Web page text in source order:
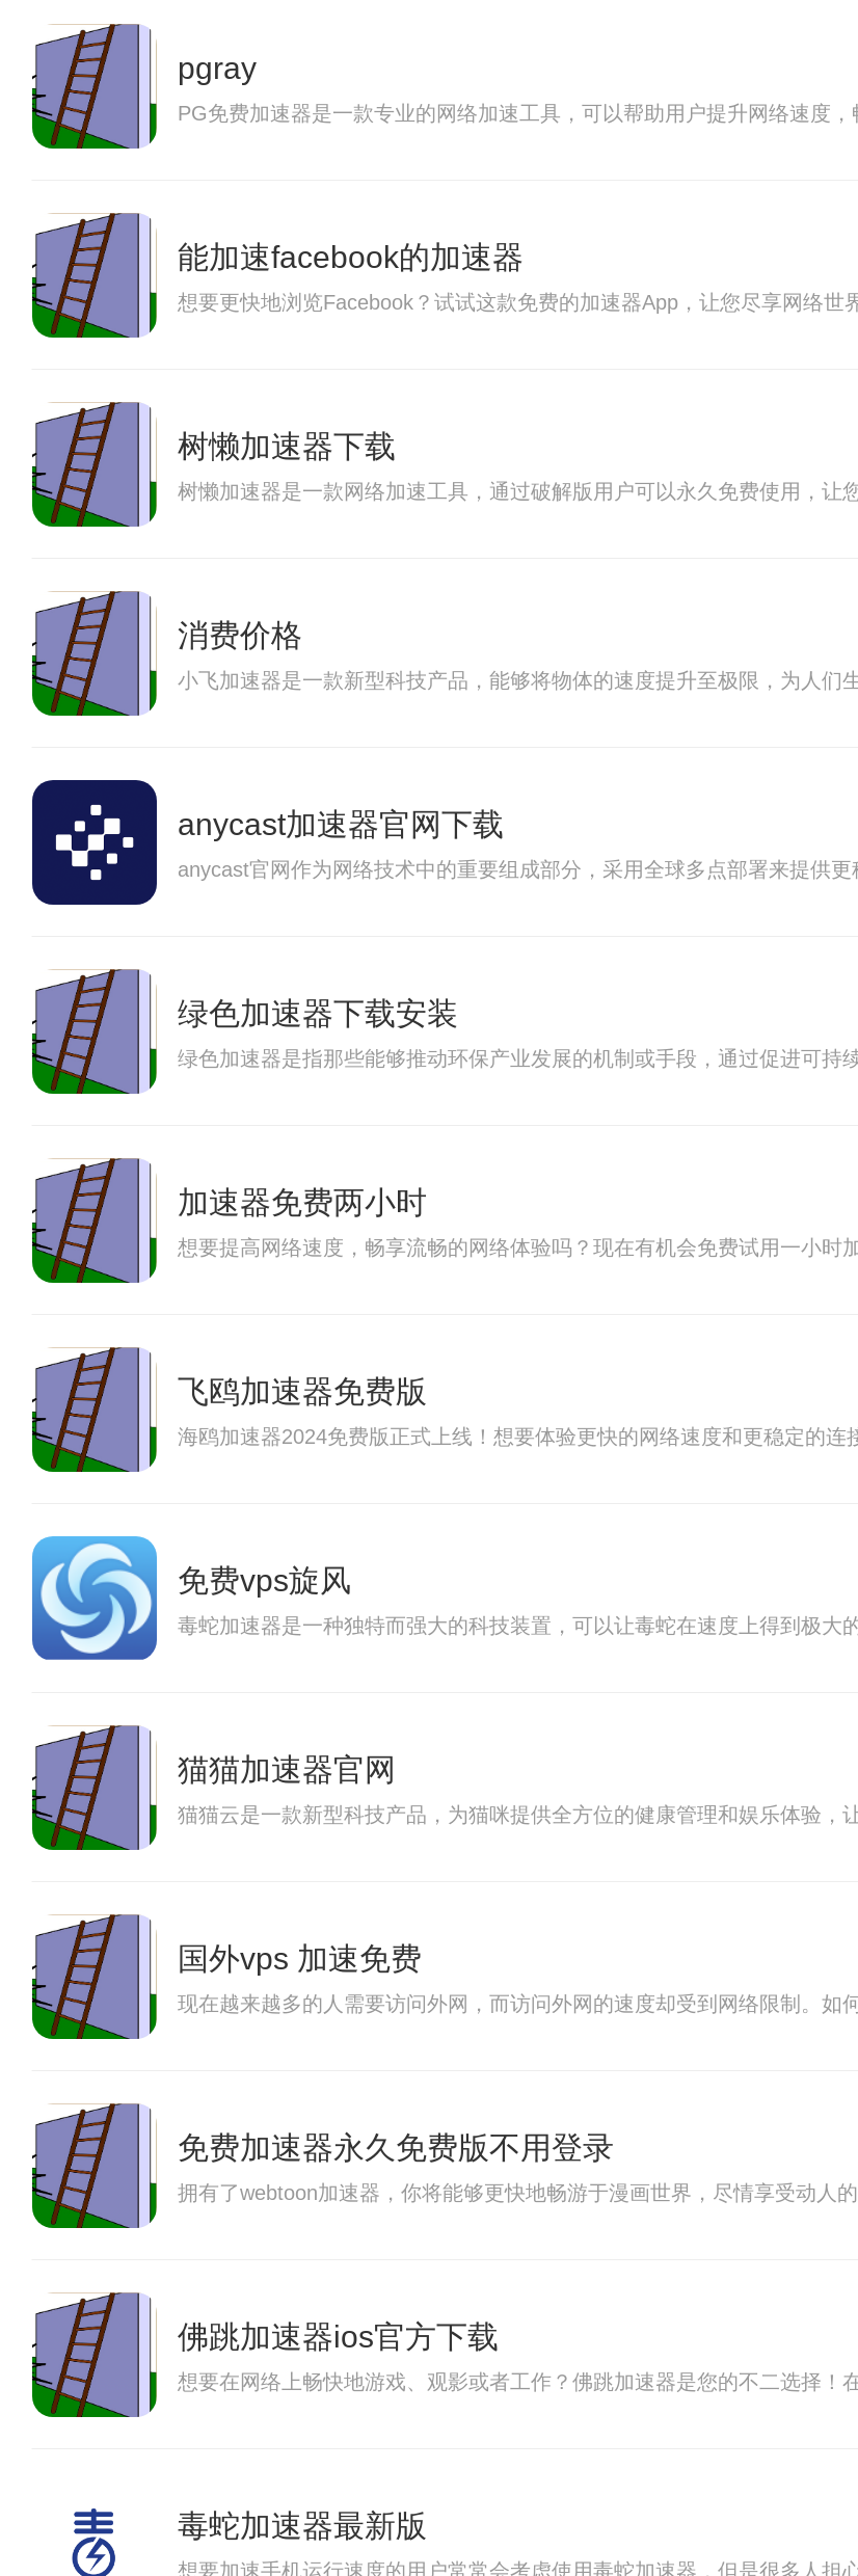
pgray
PG免费加速器是一款专业的网络加速工具，可以帮助用户提升网络速度
能加速facebook的加速器
想要更快地浏览Facebook？试试这款免费的加速器App，让您尽享网络世
树懒加速器下载
树懒加速器是一款网络加速工具，通过破解版用户可以永久免费使用，让
消费价格
小飞加速器是一款新型科技产品，能够将物体的速度提升至极限，为人们
anycast加速器官网下载
anycast官网作为网络技术中的重要组成部分，采用全球多点部署来提供
绿色加速器下载安装
绿色加速器是指那些能够推动环保产业发展的机制或手段，通过促进可持
加速器免费两小时
想要提高网络速度，畅享流畅的网络体验吗？现在有机会免费试用一小时
飞鸥加速器免费版
海鸥加速器2024免费版正式上线！想要体验更快的网络速度和更稳定的连
免费vps旋风
毒蛇加速器是一种独特而强大的科技装置，可以让毒蛇在速度上得到极大
猫猫加速器官网
猫猫云是一款新型科技产品，为猫咪提供全方位的健康管理和娱乐体验，
国外vps 加速免费
现在越来越多的人需要访问外网，而访问外网的速度却受到网络限制。
免费加速器永久免费版不用登录
拥有了webtoon加速器，你将能够更快地畅游于漫画世界，尽情享受动人的
佛跳加速器ios官方下载
想要在网络上畅快地游戏、观影或者工作？佛跳加速器是您的不二选择！
毒蛇加速器最新版
想要加速手机运行速度的用户常常会考虑使用毒蛇加速器，但是很多人担